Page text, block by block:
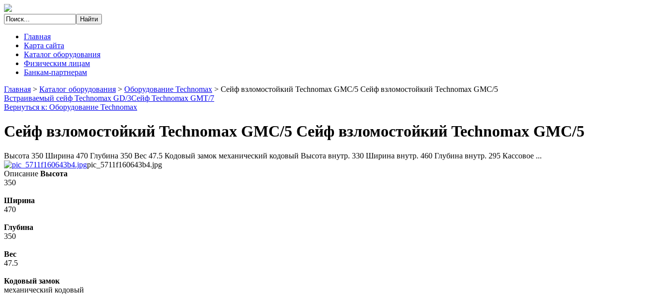
Главная
Карта сайта
Каталог оборудования
Физическим лицам
Банкам-партнерам
Главная > Каталог оборудования > Оборудование Technomax > Сейф взломостойкий Technomax GMC/5 Сейф взломостойкий Technomax GМC/5
Встраиваемый сейф Technomax GD/3Сейф Technomax GMT/7
Вернуться к: Оборудование Technomax
Сейф взломостойкий Technomax GMC/5 Сейф взломостойкий Technomax GМC/5
Высота 350 Ширина 470 Глубина 350 Вес 47.5 Кодовый замок механический кодовый Высота внутр. 330 Ширина внутр. 460 Глубина внутр. 295 Кассовое ...
pic_5711f160643b4.jpg
Описание Высота
350
Ширина
470
Глубина
350
Вес
47.5
Кодовый замок
механический кодовый